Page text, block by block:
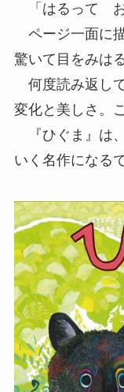
「はるって お
ページ一面に
驚いて目をみは
何度読み返し
変化と美しさ。
『ひぐま』は
いく名作になる